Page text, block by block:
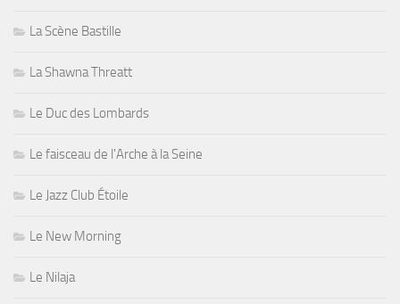
La Scène Bastille
La Shawna Threatt
Le Duc des Lombards
Le faisceau de l'Arche à la Seine
Le Jazz Club Étoile
Le New Morning
Le Nilaja